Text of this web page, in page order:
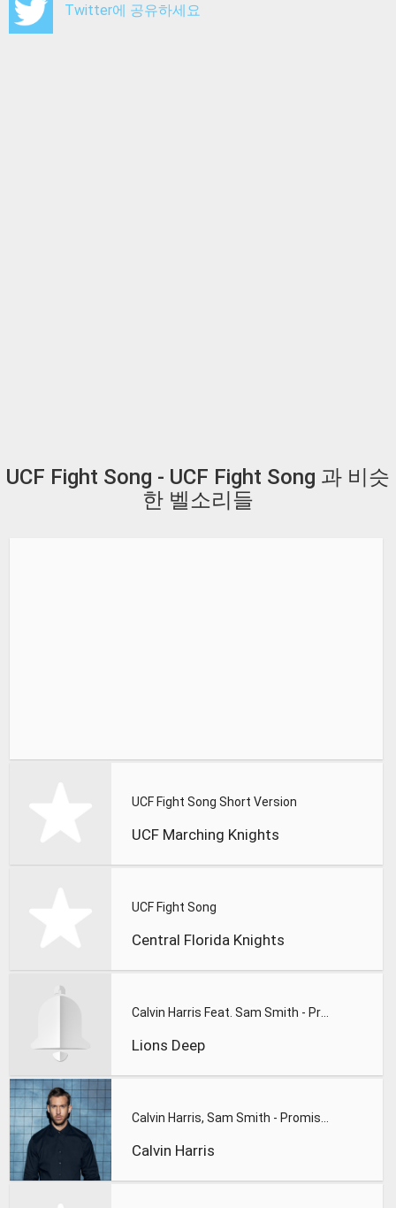
Twitter에 공유하세요
UCF Fight Song - UCF Fight Song 과 비슷
한 벨소리들
UCF Fight Song Short Version
UCF Marching Knights
UCF Fight Song
Central Florida Knights
Lions Deep
Calvin Harris